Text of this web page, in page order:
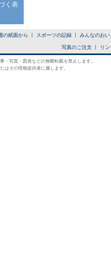
く表
の紙面から スポーツの記録 みんなのおい
写真のご注文 リン
・写真・図表などの無断転載を禁止します。
はその情報提供者に属します。